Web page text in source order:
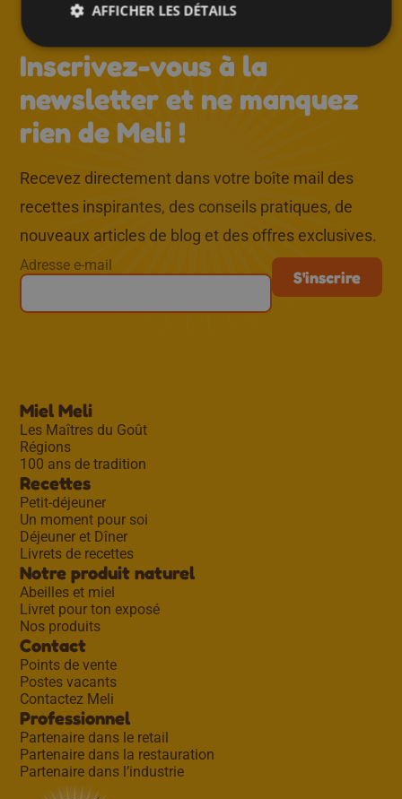
Inscrivez-vous à la
newsletter et ne manquez
rien de Meli !
Recevez directement dans votre boîte mail des
recettes inspirantes, des conseils pratiques, de
nouveaux articles de blog et des offres exclusives.
Adresse e-mail
Miel Meli
Les Maîtres du Goût
Régions
100 ans de tradition
Recettes
Petit-déjeuner
Un moment pour soi
Déjeuner et Dîner
Livrets de recettes
Notre produit naturel
Abeilles et miel
Livret pour ton exposé
Nos produits
Contact
Points de vente
Postes vacants
Contactez Meli
Professionnel
Partenaire dans le retail
Partenaire dans la restauration
Partenaire dans l’industrie
AFFICHER LES DÉTAILS